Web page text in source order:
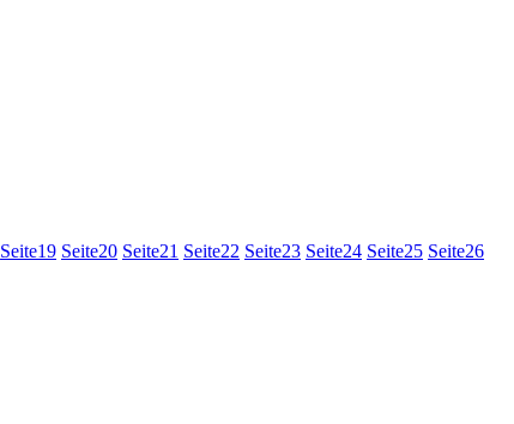
Seite19 Seite20 Seite21 Seite22 Seite23 Seite24 Seite25 Seite26